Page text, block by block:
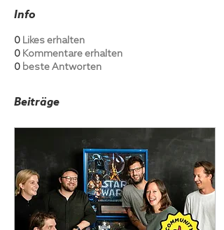
Info
0 Likes erhalten
0 Kommentare erhalten
0 beste Antworten
Beiträge